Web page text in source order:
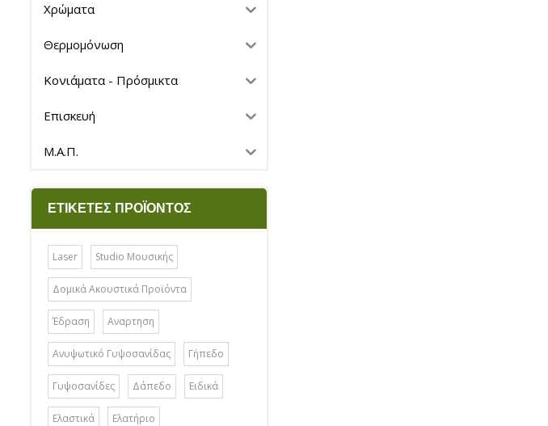
Χρώματα
Θερμομόνωση
Κονιάματα - Πρόσμικτα
Επισκευή
Μ.Α.Π.
ΕΤΙΚΈΤΕΣ ΠΡΟΪΌΝΤΟΣ
Laser Studio Μουσικής
Δομικά Ακουστικά Προϊόντα
Έδραση Αναρτηση
Ανυψωτικό Γυψοσανίδας Γήπεδο
Γυψοσανίδες Δάπεδο Ειδικά
Ελαστικά Ελατήριο